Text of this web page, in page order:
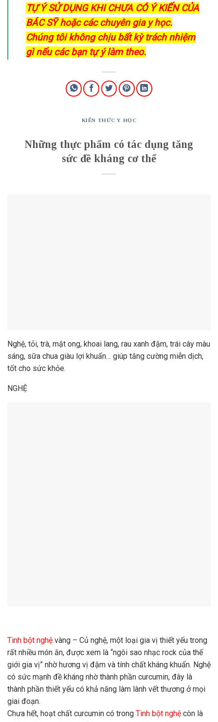
TỰ Ý SỬ DỤNG KHI CHƯA CÓ Ý KIẾN CỦA
BÁC SỸ hoặc các chuyên gia y học.
Chúng tôi không chịu bất kỳ trách nhiệm
gì nếu các bạn tự ý làm theo.
KIẾN THỨC Y HỌC
Những thực phẩm có tác dụng tăng
sức đề kháng cơ thể
Nghệ, tỏi, trà, mật ong, khoai lang, rau xanh đậm, trái cây màu
sáng, sữa chua giàu lợi khuẩn… giúp tăng cường miễn dịch,
tốt cho sức khỏe.
NGHỆ
Tinh bột nghệ vàng – Củ nghệ, một loại gia vị thiết yếu trong
rất nhiều món ăn, được xem là “ngôi sao nhạc rock của thế
giới gia vị” nhờ hương vị đậm và tính chất kháng khuẩn. Nghệ
có sức mạnh đề kháng nhờ thành phần curcumin, đây là
thành phần thiết yếu có khả năng làm lành vết thương ở mọi
giai đoạn.
Chưa hết, hoạt chất curcumin có trong Tinh bột nghệ còn là